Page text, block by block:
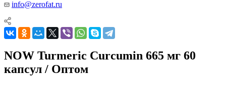
info@zerofat.ru
NOW Turmeric Curcumin 665 мг 60
капсул / Оптом